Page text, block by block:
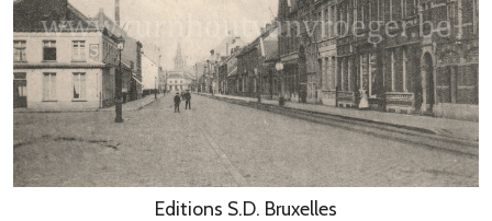
Editions S.D. Bruxelles